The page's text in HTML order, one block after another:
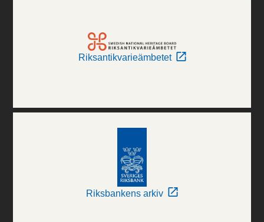
Riksantikvarieämbetet
Riksbankens arkiv